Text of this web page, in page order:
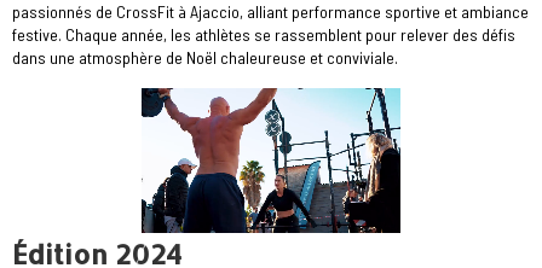
passionnés de CrossFit à Ajaccio, alliant performance sportive et ambiance
festive. Chaque année, les athlètes se rassemblent pour relever des défis
dans une atmosphère de Noël chaleureuse et conviviale.
Édition 2024